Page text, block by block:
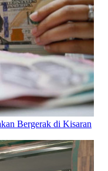
Bergerak di Kisaran